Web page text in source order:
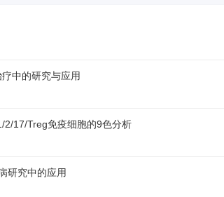
中的研究与应用
17/Treg免疫细胞的9色分析
研究中的应用